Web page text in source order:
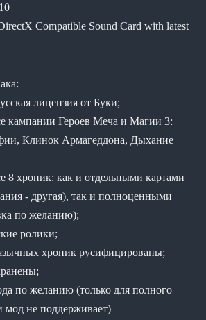
Compatible Sound Card with latest
лицензия от Буки;
кампании Героев Меча и Магии 3:
Клинок Армагеддона, Дыхание
8 хроник: как и отдельными картами
- другая), так и полноценными
по желанию);
ролики;
хроник русифицированы;
по желанию (только для полного
мод не поддерживает)